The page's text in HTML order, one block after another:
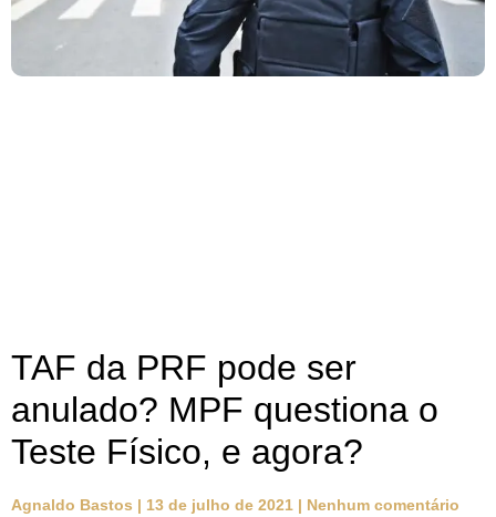
TAF da PRF pode ser
anulado? MPF questiona o
Teste Físico, e agora?
Agnaldo Bastos 13 de julho de 2021 Nenhum comentário